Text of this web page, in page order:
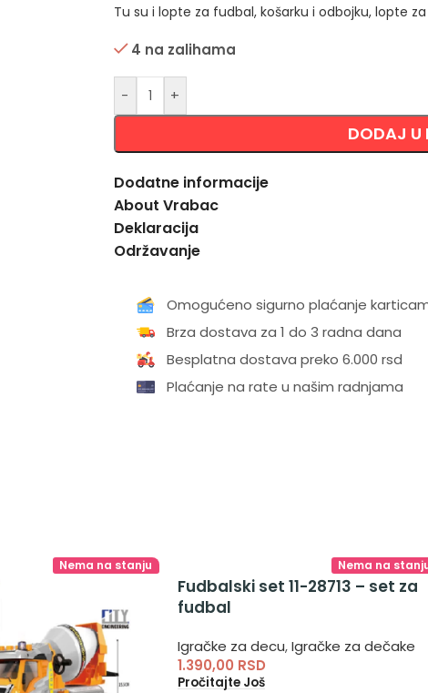
Tu su i lopte za fudbal, košarku i odbojku, lopte
4 na zalihama
- +
DODAJ U
Alternative:
Dodatne informacije
About Vrabac
Deklaracija
Održavanje
Omogućeno sigurno plaćanje
Brza dostava za 1 do 3 radna dana
Besplatna dostava preko 6.000 rsd
Plaćanje na rate u našim radnjama
Nema na stanju Nema na
Fudbalski set 11-28713 – set za
fudbal
Igračke za decu,Igračke za dečake
1.390,00 RSD
Pročitajte Još